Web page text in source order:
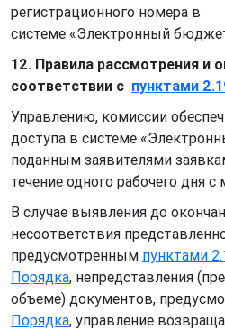
регистрационного номера в
системе «Электронный
12. Правила рассмотрения и
соответствии с пунктами
Управлению, комиссии
доступа в системе
поданным заявителями
течение одного рабочего дня
В случае выявления до
несоответствия
предусмотренным пунктами
Порядка, непредставления
объеме) документов,
Порядка, управление